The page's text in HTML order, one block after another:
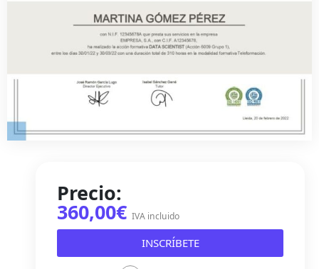
Precio:
360,00€ IVA incluido
INSCRÍBETE